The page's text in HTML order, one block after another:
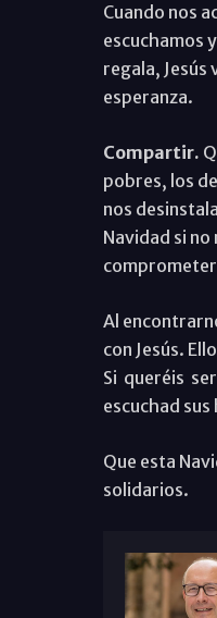
Cuando nos
escuchamos
regala,
esperanza.
Compartir.
pobres, los
nos
Navidad si no
Al
con Jesús.
Si queréis
escuchad
Que esta
solidarios.